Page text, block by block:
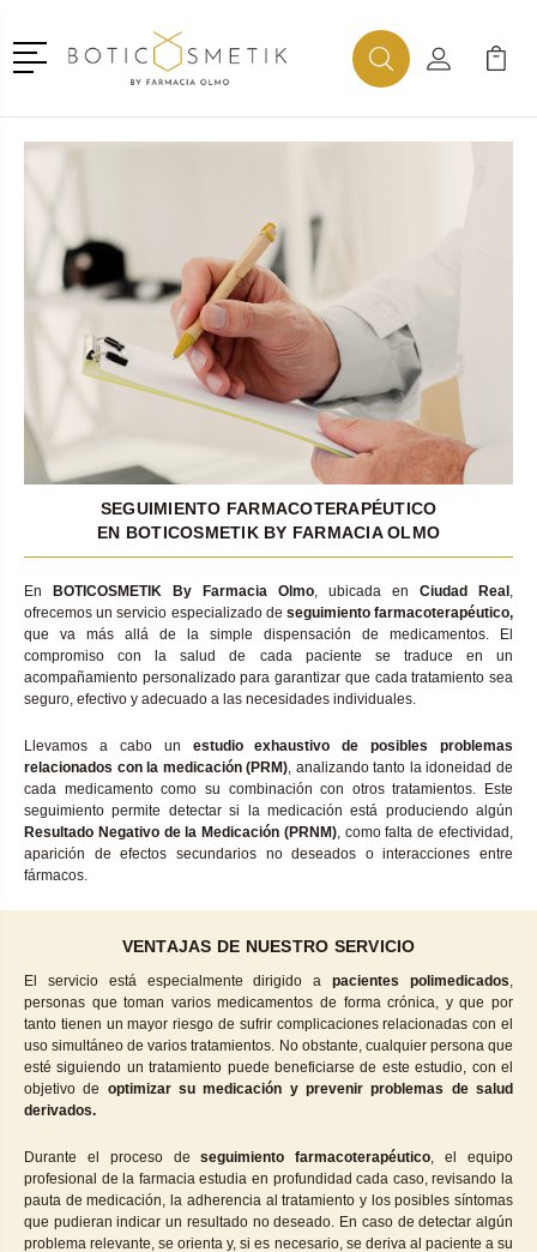
Menú
BuscarMi Cuenta
Mi
SEGUIMIENTO FARMACOTERAPÉUTICO
EN BOTICOSMETIK BY FARMACIA OLMO
En BOTICOSMETIK By Farmacia Olmo , ubicada en Ciudad Real
ofrecemos un servicio especializado de seguimiento farmacoterapéutico,
que va más allá de la simple dispensación de medicamentos. El
compromiso con la salud de cada paciente se traduce en un
acompañamiento personalizado para garantizar que cada tratamiento sea
seguro, efectivo y adecuado a las necesidades individuales.
Llevamos a cabo un estudio exhaustivo de posibles problemas
relacionados con la medicación (PRM) , analizando tanto la idoneidad de
cada medicamento como su combinación con otros tratamientos. Este
seguimiento permite detectar si la medicación está produciendo algún
Resultado Negativo de la Medicación (PRNM), como falta de efectividad,
aparición de efectos secundarios no deseados o interacciones entre
fármacos.
VENTAJAS DE NUESTRO SERVICIO
El servicio está especialmente dirigido a pacientes polimedicados
personas que toman varios medicamentos de forma crónica, y que por
tanto tienen un mayor riesgo de sufrir complicaciones relacionadas con el
uso simultáneo de varios tratamientos. No obstante, cualquier persona que
esté siguiendo un tratamiento puede beneficiarse de este estudio, con el
objetivo de optimizar su medicación y prevenir problemas de salud
derivados.
Durante el proceso deseguimiento farmacoterapéutico , el equipo
profesional de la farmacia estudia en profundidad cada caso, revisando la
pauta de medicación, la adherencia al tratamiento y los posibles síntomas
que pudieran indicar un resultado no deseado. En caso de detectar algún
problema relevante, se orienta y, si es necesario, se deriva al paciente a su